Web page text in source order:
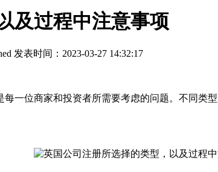
及过程中注意事项
发表时间：2023-03-27 14:32:17
位商家和投资者所需要考虑的问题。不同类